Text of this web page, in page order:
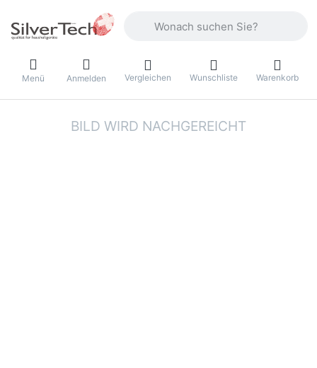
Menü Anmelden Vergleichen Wunschliste Warenkorb